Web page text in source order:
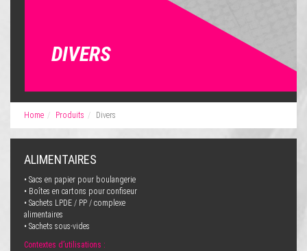
DIVERS
Home Produits Divers
ALIMENTAIRES
• Sacs en papier pour boulangerie
• Boîtes en cartons pour confiseur
• Sachets LPDE / PP / complexe
alimentaires
• Sachets sous-vides
Contextes d’utilisations :